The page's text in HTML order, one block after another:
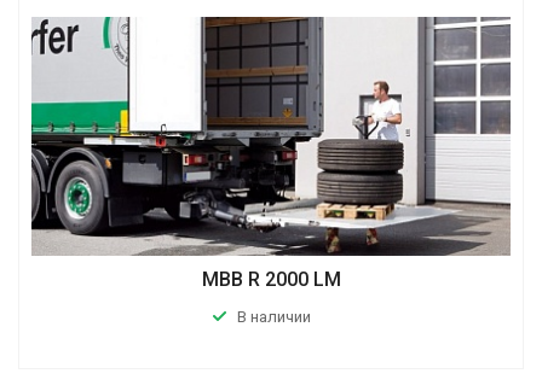
MBB R 2000 LM
В наличии